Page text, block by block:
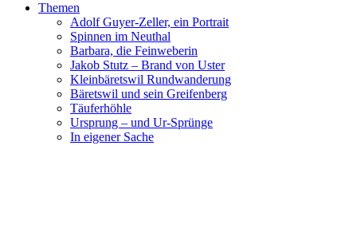
Themen
Adolf Guyer-Zeller, ein Portrait
Spinnen im Neuthal
Barbara, die Feinweberin
Jakob Stutz – Brand von Uster
Kleinbäretswil Rundwanderung
Bäretswil und sein Greifenberg
Täuferhöhle
Ursprung – und Ur-Sprünge
In eigener Sache